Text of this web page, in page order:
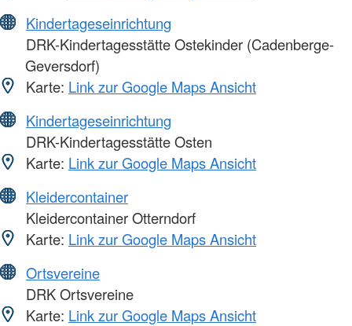
Kindertageseinrichtung
DRK-Kindertagesstätte Ostekinder (Cadenberge-
Geversdorf)
Karte: Link zur Google Maps Ansicht
Kindertageseinrichtung
DRK-Kindertagesstätte Osten
Karte: Link zur Google Maps Ansicht
Kleidercontainer
Kleidercontainer Otterndorf
Karte: Link zur Google Maps Ansicht
Ortsvereine
DRK Ortsvereine
Karte: Link zur Google Maps Ansicht